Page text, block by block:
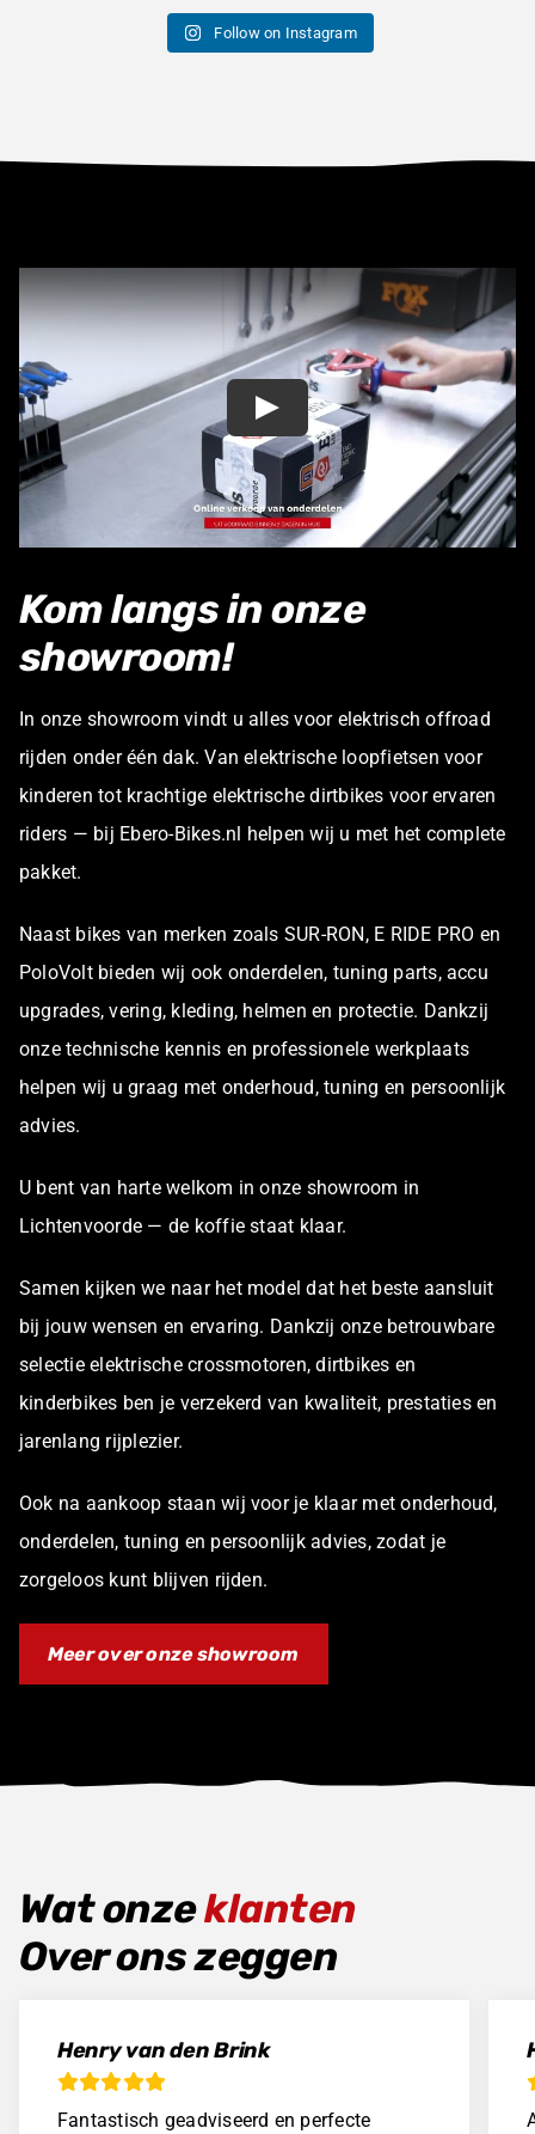
Follow on Instagram
Kom langs in onze
showroom!
In onze showroom vindt u alles voor elektrisch offroad
rijden onder één dak. Van elektrische loopfietsen voor
kinderen tot krachtige elektrische dirtbikes voor ervaren
riders — bij Ebero-Bikes.nl helpen wij u met het complete
pakket.
Naast bikes van merken zoals SUR-RON, E RIDE PRO en
PoloVolt bieden wij ook onderdelen, tuning parts, accu
upgrades, vering, kleding, helmen en protectie. Dankzij
onze technische kennis en professionele werkplaats
helpen wij u graag met onderhoud, tuning en persoonlijk
advies.
U bent van harte welkom in onze showroom in
Lichtenvoorde — de koffie staat klaar.
Samen kijken we naar het model dat het beste aansluit
bij jouw wensen en ervaring. Dankzij onze betrouwbare
selectie elektrische crossmotoren, dirtbikes en
kinderbikes ben je verzekerd van kwaliteit, prestaties en
jarenlang rijplezier.
Ook na aankoop staan wij voor je klaar met onderhoud,
onderdelen, tuning en persoonlijk advies, zodat je
zorgeloos kunt blijven rijden.
Meer over onze showroom
Wat onzeklanten
Over ons zeggen
Henry van den Brink
Fantastisch geadviseerd en perfecte